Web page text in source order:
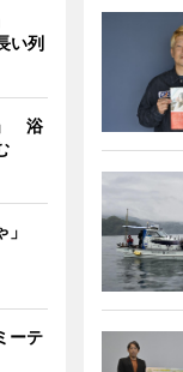
い列
浴
」
ーテ